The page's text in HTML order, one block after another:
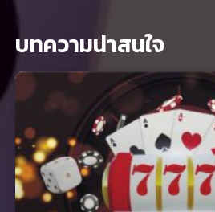
บทความน่าสนใจ